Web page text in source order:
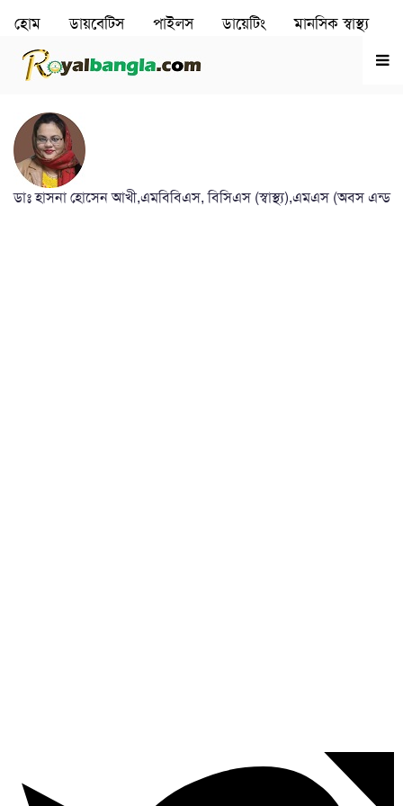
হোম ডায়বেটিস পাইলস ডায়েটিং মানসিক স্বাস্থ‌্য
রূপচর্চা হৃদরোগ
ডাঃ হাসনা হোসেন আখী,এমবিবিএস, বিসিএস (স্বাস্থ্য),এমএস (অবস এন্ড